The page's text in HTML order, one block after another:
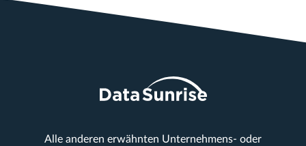
Alle anderen erwähnten Unternehmens- oder